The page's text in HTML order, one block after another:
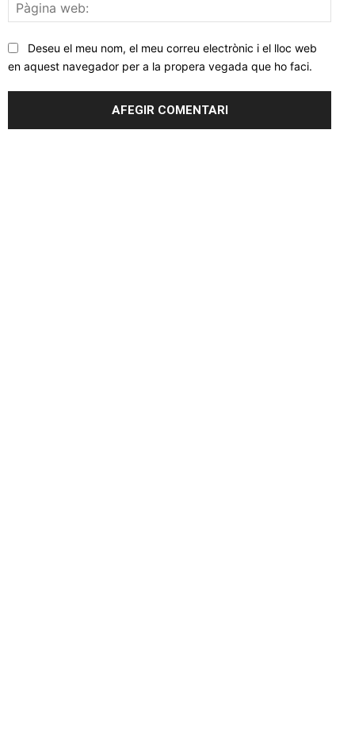
web:
Deseu el meu nom, el meu correu electrònic i el lloc web
en aquest navegador per a la propera vegada que ho faci.